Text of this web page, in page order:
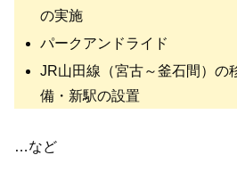
の実施
パークアンドライド
JR山田線（宮古～釜石間）の
備・新駅の設置
…など